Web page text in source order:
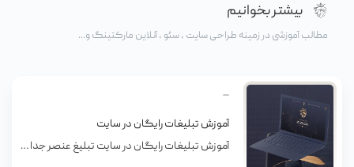
بیشتر بخوانیم
مطالب آموزشی در زمینه طراحی سایت ، سئو ، آنلاین مارکتینگ و...
آموزش تبلیغات رایگان در سایت
آموزش تبلیغات رایگان در سایت تبلیغ عنصر جدا نشدنی از عرضه هر کالا و خدماتی است. بدون تبلیغات امکان فروش کالا و خدمات وجود ندارد. تبلیغات باعث می شود افرادی که به کالا و خدمات ما نیاز دارند متوجه ما شوند. در ضمن تبلیغات میتواند در افرادی که نسبت به کالا و خدمات ما احساس […]